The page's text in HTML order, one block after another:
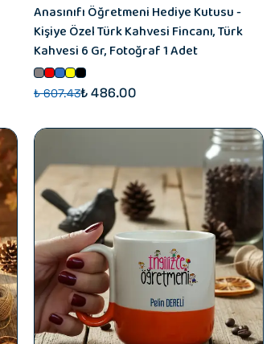
Anasınıfı Öğretmeni Hediye Kutusu -
Kişiye Özel Türk Kahvesi Fincanı, Türk
Kahvesi 6 Gr, Fotoğraf 1 Adet
₺ 607.43₺ 486.00